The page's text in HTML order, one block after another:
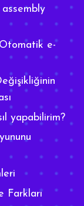
e-
yapabilirim?
Farkları